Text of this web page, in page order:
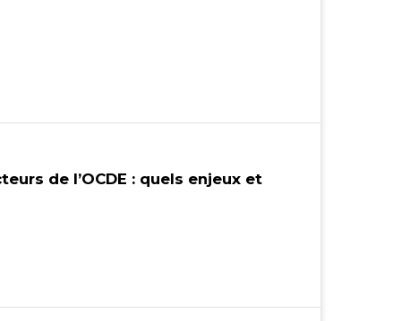
de l’OCDE : quels enjeux et